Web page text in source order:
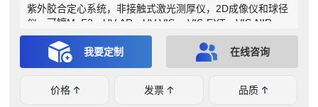
紫外胶合定心系统，非接触式激光测厚仪，2D成像仪和球径
仪。可镀MgF2、UV-AR、UV-VIS 、VIS-EXT、VIS-NIR、
NIR I、NIR II、Telecom-NIR、SWIR 、SWIR 、YAG-BBAR
等膜系，微米光学拥有完备的光学晶体、元件、镀膜于一体
的生产设备和经验，可提供高质量的硫化锌弯月透镜。
我要定制 在线咨询
价格 发票 品质